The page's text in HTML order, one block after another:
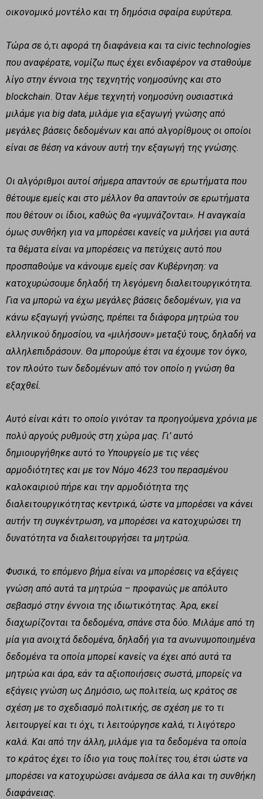
οικονομικό μοντέλο και τη δημόσια σφαίρα ευρύτερα.
Τώρα σε ό,τι αφορά τη διαφάνεια και τα civic technologies
που αναφέρατε, νομίζω πως έχει ενδιαφέρον να σταθούμε
λίγο στην έννοια της τεχνητής νοημοσύνης και στο
blockchain. Όταν λέμε τεχνητή νοημοσύνη ουσιαστικά
μιλάμε για big data, μιλάμε για εξαγωγή γνώσης από
μεγάλες βάσεις δεδομένων και από αλγορίθμους οι οποίοι
είναι σε θέση να κάνουν αυτή την εξαγωγή της γνώσης.
Οι αλγόριθμοι αυτοί σήμερα απαντούν σε ερωτήματα που
θέτουμε εμείς και στο μέλλον θα απαντούν σε ερωτήματα
που θέτουν οι ίδιοι, καθώς θα «γυμνάζονται». Η αναγκαία
όμως συνθήκη για να μπορέσει κανείς να μιλήσει για αυτά
τα θέματα είναι να μπορέσεις να πετύχεις αυτό που
προσπαθούμε να κάνουμε εμείς σαν Κυβέρνηση: να
κατοχυρώσουμε δηλαδή τη λεγόμενη διαλειτουργικότητα.
Για να μπορώ να έχω μεγάλες βάσεις δεδομένων, για να
κάνω εξαγωγή γνώσης, πρέπει τα διάφορα μητρώα του
ελληνικού δημοσίου, να «μιλήσουν» μεταξύ τους, δηλαδή να
αλληλεπιδράσουν. Θα μπορούμε έτσι να έχουμε τον όγκο,
τον πλούτο των δεδομένων από τον οποίο η γνώση θα
εξαχθεί.
Αυτό είναι κάτι το οποίο γινόταν τα προηγούμενα χρόνια με
πολύ αργούς ρυθμούς στη χώρα μας. Γι’ αυτό
δημιουργήθηκε αυτό το Υπουργείο με τις νέες
αρμοδιότητες και με τον Νόμο 4623 του περασμένου
καλοκαιριού πήρε και την αρμοδιότητα της
διαλειτουργικότητας κεντρικά, ώστε να μπορέσει να κάνει
αυτήν τη συγκέντρωση, να μπορέσει να κατοχυρώσει τη
δυνατότητα να διαλειτουργήσει τα μητρώα.
Φυσικά, το επόμενο βήμα είναι να μπορέσεις να εξάγεις
γνώση από αυτά τα μητρώα – προφανώς με απόλυτο
σεβασμό στην έννοια της ιδιωτικότητας. Άρα, εκεί
διαχωρίζονται τα δεδομένα, σπάνε στα δύο. Μιλάμε από τη
μία για ανοιχτά δεδομένα, δηλαδή για τα ανωνυμοποιημένα
δεδομένα τα οποία μπορεί κανείς να έχει από αυτά τα
μητρώα και άρα, εάν τα αξιοποιήσεις σωστά, μπορείς να
εξάγεις γνώση ως Δημόσιο, ως πολιτεία, ως κράτος σε
σχέση με το σχεδιασμό πολιτικής, σε σχέση με το τι
λειτουργεί και τι όχι, τι λειτούργησε καλά, τι λιγότερο
καλά. Και από την άλλη, μιλάμε για τα δεδομένα τα οποία
το κράτος έχει το ίδιο για τους πολίτες του, έτσι ώστε να
μπορέσει να κατοχυρώσει ανάμεσα σε άλλα και τη συνθήκη
διαφάνειας.